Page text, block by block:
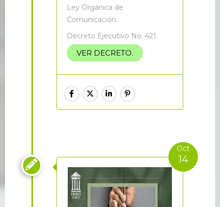
Ley Orgánica de
Comunicación.
Decreto Ejecutivo No. 421.
VER DECRETO.

Oct
14